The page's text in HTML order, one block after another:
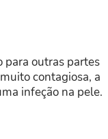
para outras partes
contagiosa, a
infeção na pele.